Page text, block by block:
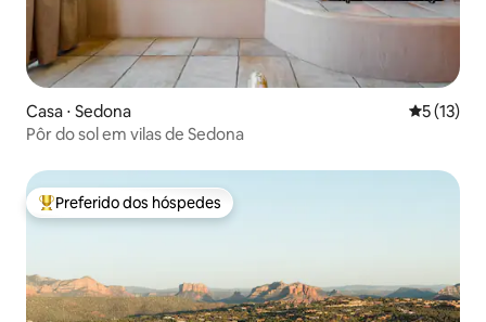
Casa ⋅ Sedona 5 de uma
5 (13)
Pôr do sol em vilas de Sedona
Entre os melhores preferidos dos hóspedes
Preferido dos hóspedes